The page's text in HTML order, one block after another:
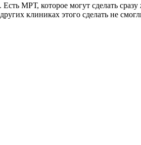
МРТ, которое могут сделать
клиниках этого сделать не